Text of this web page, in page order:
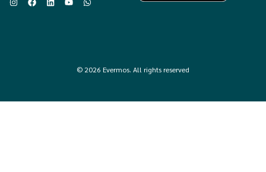
© 2026 Evermos. All rights reserved